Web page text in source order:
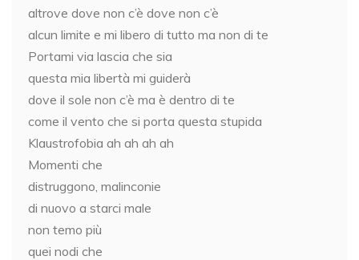
altrove dove non c’è dove non c’è
alcun limite e mi libero di tutto ma non di te
Portami via lascia che sia
questa mia libertà mi guiderà
dove il sole non c’è ma è dentro di te
come il vento che si porta questa stupida
Klaustrofobia ah ah ah ah
Momenti che
distruggono, malinconie
di nuovo a starci male
non temo più
quei nodi che